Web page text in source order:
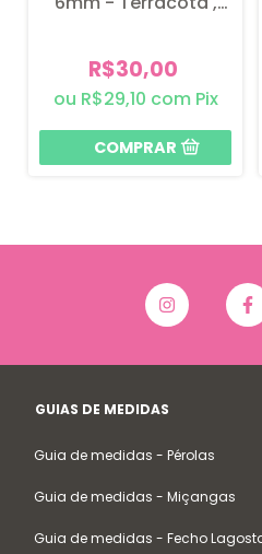
R$30,00
R$29,10 com Pix
GUIAS DE MEDIDAS
Guia de medidas - Pérolas
Guia de medidas - Miçangas
Guia de medidas - Fecho